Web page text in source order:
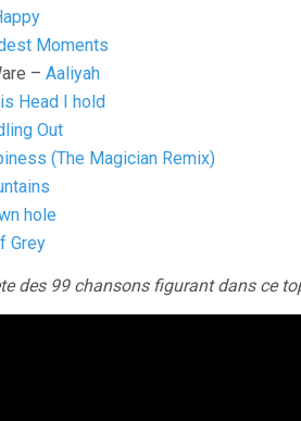
Moments
– Aaliyah
Head I hold
Out
(The Magician Remix)
hole
Grey
des 99 chansons figurant dans ce